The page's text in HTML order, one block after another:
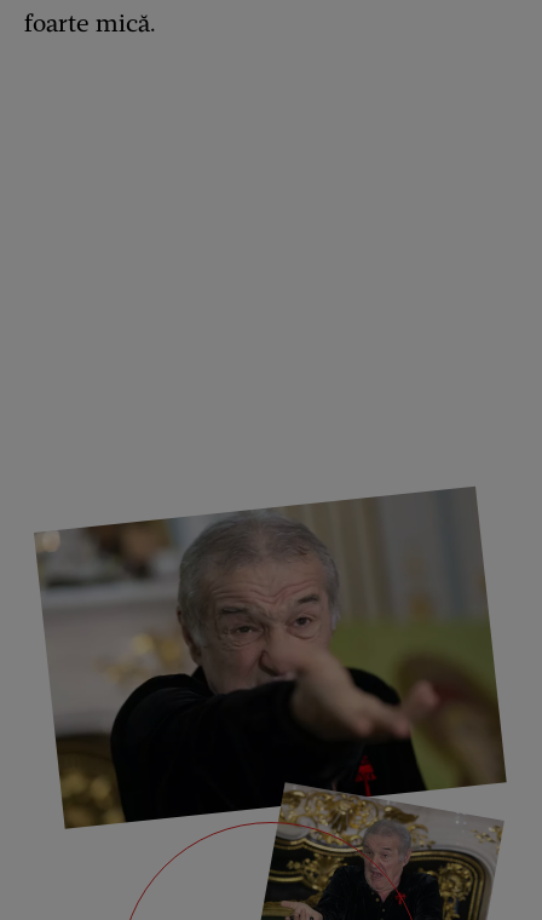
foarte mică.